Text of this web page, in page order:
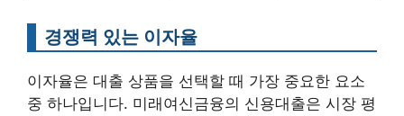
경쟁력 있는 이자율
이자율은 대출 상품을 선택할 때 가장 중요한 요소
중 하나입니다. 미래여신금융의 신용대출은 시장 평